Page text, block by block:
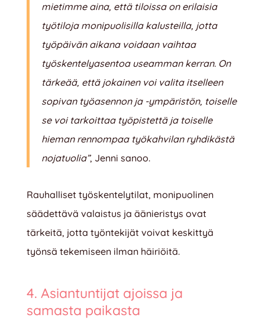
mietimme aina, että tiloissa on erilaisia
työtiloja monipuolisilla kalusteilla, jotta
työpäivän aikana voidaan vaihtaa
työskentelyasentoa useamman kerran. On
tärkeää, että jokainen voi valita itselleen
sopivan työasennon ja -ympäristön, toiselle
se voi tarkoittaa työpistettä ja toiselle
hieman rennompaa työkahvilan ryhdikästä
nojatuolia”, Jenni sanoo.
Rauhalliset työskentelytilat, monipuolinen
säädettävä valaistus ja äänieristys ovat
tärkeitä, jotta työntekijät voivat keskittyä
työnsä tekemiseen ilman häiriöitä.
4. Asiantuntijat ajoissa ja
samasta paikasta